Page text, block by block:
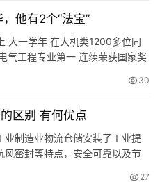
他有2个“法宝”
大一学年 在大机类1200多位同
气工程专业第一 连续荣获国家奖
人大赛中取得国家二等奖 作为第
F奖、…
30
区别 有何优点
业制造业物流仓储安装了工业提
密封等特点，安全可靠以及节
27